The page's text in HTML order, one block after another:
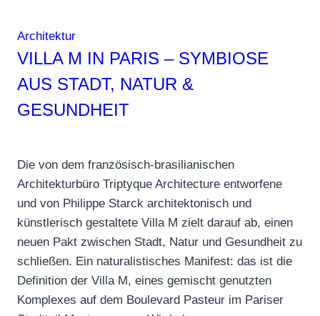
Architektur
VILLA M IN PARIS – SYMBIOSE
AUS STADT, NATUR &
GESUNDHEIT
Die von dem französisch-brasilianischen
Architekturbüro Triptyque Architecture entworfene
und von Philippe Starck architektonisch und
künstlerisch gestaltete Villa M zielt darauf ab, einen
neuen Pakt zwischen Stadt, Natur und Gesundheit zu
schließen. Ein naturalistisches Manifest: das ist die
Definition der Villa M, eines gemischt genutzten
Komplexes auf dem Boulevard Pasteur im Pariser